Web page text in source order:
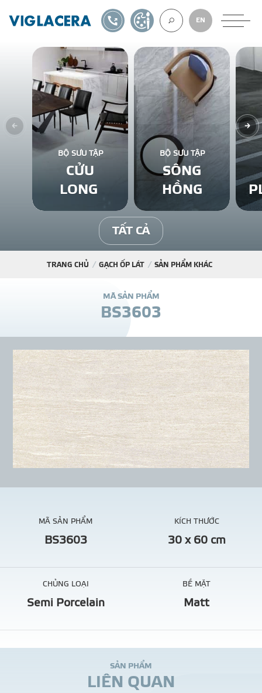
VỀ CHÚNG
GẠCH ỐP LÁT
BÊ TÔNG KHÍ
NGÓI LỢP
THƯ
TIN SỰ KIỆN
TIN CHUYÊN MÔN
EN
1900561582TỰ THIẾT KẾ
BỘ SƯU TẬP
CỬU
LONG
BỘ SƯU TẬP
SÔNG
HỒNG
TẤT CẢ
TRANG CHỦ GẠCH ỐP LÁT SẢN PHẨM KHÁC
MÃ SẢN PHẨM
BS3603
MÃ SẢN PHẨM
BS3603
KÍCH THƯỚC
30 x 60 cm
CHỦNG LOẠI
Semi Porcelain
BỀ MẶT
Matt
SẢN PHẨM
LIÊN QUAN